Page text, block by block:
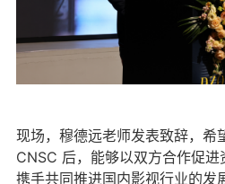
现场，穆德远老师发表致辞，希
CNSC 后，能够以双方合作促进
携手共同推进国内影视行业的发